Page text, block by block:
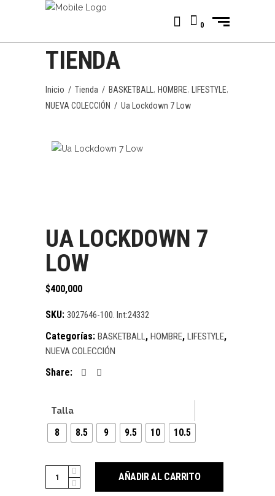
0
TIENDA
Inicio / Tienda / BASKETBALL HOMBRE LIFESTYLE
NUEVA COLECCIÓN / Ua Lockdown 7 Low
UA LOCKDOWN 7
LOW
$400,000
SKU: 3027646-100. Int:24332
Categorías: BASKETBALL, HOMBRE, LIFESTYLE,
NUEVA COLECCIÓN
Share:
Talla
8 8.5 9 9.5 10 10.5
Cantidad AÑADIR AL CARRITO